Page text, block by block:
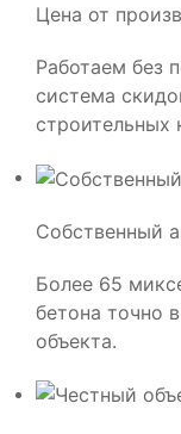
Цена от
Работаем без
система
строительных
Собственный
Более 65
бетона точно
объекта.